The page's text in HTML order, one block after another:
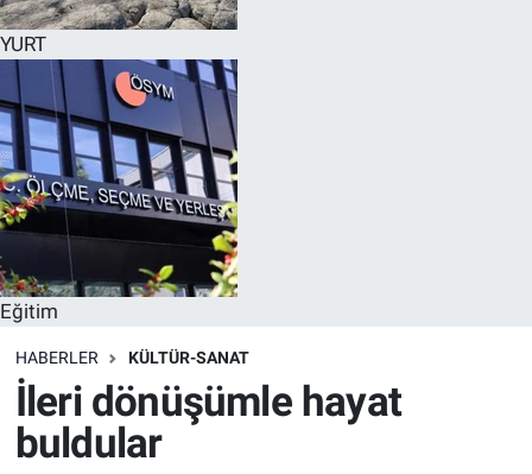
YURT
Eğitim
HABERLER KÜLTÜR-SANAT
İleri dönüşümle hayat
buldular